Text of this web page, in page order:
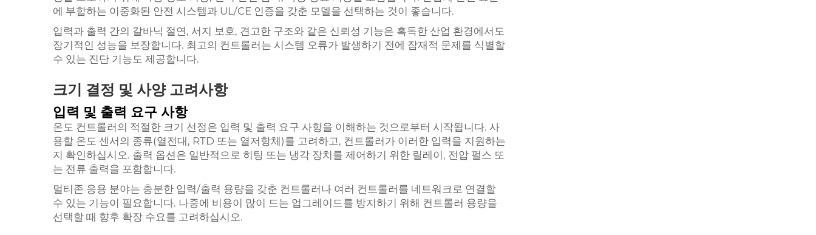
에 부합하는 이중화된 안전 시스템과 UL/CE 인증을 갖춘 모델을 선택하는 것이 좋습니다.
입력과 출력 간의 갈바닉 절연, 서지 보호, 견고한 구조와 같은 신뢰성 기능은 혹독한 산업 환경에서도
장기적인 성능을 보장합니다. 최고의 컨트롤러는 시스템 오류가 발생하기 전에 잠재적 문제를 식별할
수 있는 진단 기능도 제공합니다.
크기 결정 및 사양 고려사항
입력 및 출력 요구 사항
온도 컨트롤러의 적절한 크기 선정은 입력 및 출력 요구 사항을 이해하는 것으로부터 시작됩니다. 사
용할 온도 센서의 종류(열전대, RTD 또는 열저항체)를 고려하고, 컨트롤러가 이러한 입력을 지원하는
지 확인하십시오. 출력 옵션은 일반적으로 히팅 또는 냉각 장치를 제어하기 위한 릴레이, 전압 펄스 또
는 전류 출력을 포함합니다.
멀티존 응용 분야는 충분한 입력/출력 용량을 갖춘 컨트롤러나 여러 컨트롤러를 네트워크로 연결할
수 있는 기능이 필요합니다. 나중에 비용이 많이 드는 업그레이드를 방지하기 위해 컨트롤러 용량을
선택할 때 향후 확장 수요를 고려하십시오.